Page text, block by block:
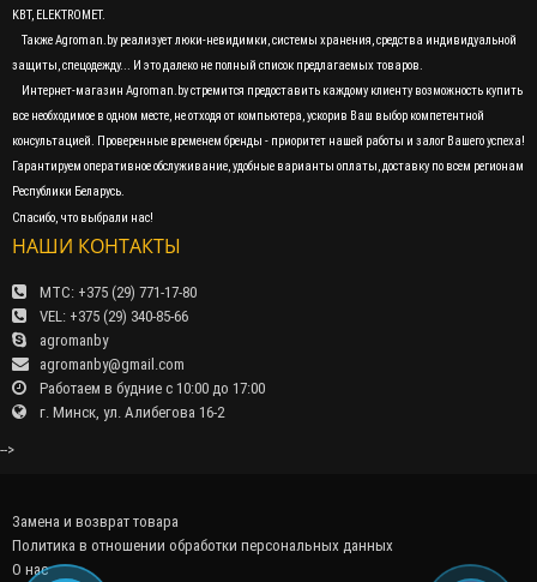
KBT, ELEKTROMET.
Также Agroman.by реализует люки-невидимки, системы хранения, средства индивидуальной
защиты, спецодежду... И это далеко не полный список предлагаемых товаров.
Интернет-магазин Agroman.by стремится предоставить каждому клиенту возможность купить
все необходимое в одном месте, не отходя от компьютера, ускорив Ваш выбор компетентной
консультацией. Проверенные временем бренды - приоритет нашей работы и залог Вашего успеха!
Гарантируем оперативное обслуживание, удобные варианты оплаты, доставку по всем регионам
Республики Беларусь.
Спасибо, что выбрали нас!
НАШИ КОНТАКТЫ
МТС: +375 (29) 771-17-80
VEL: +375 (29) 340-85-66
agromanby
agromanby@gmail.com
Работаем в будние с 10:00 до 17:00
г. Минск, ул. Алибегова 16-2
-->
Замена и возврат товара
Политика в отношении обработки персональных данных
О нас